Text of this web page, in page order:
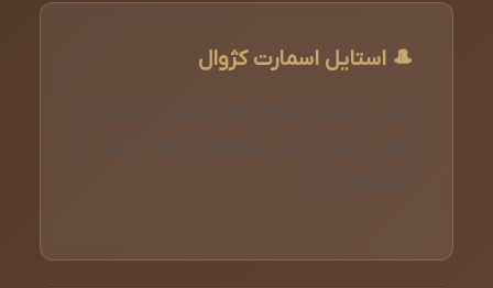
🎩 استایل اسمارت کژوال
ترکیب با تی‌شرت یقه‌دار، بلیزر نیوی یا خاکستری و
کفش درب‌دار برای رویدادهای نیمه رسمی و
میتینگ‌های کاری.